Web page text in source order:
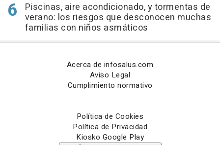
Piscinas, aire acondicionado, y tormentas de
verano: los riesgos que desconocen muchas
familias con niños asmáticos
Acerca de infosalus.com
Aviso Legal
Cumplimiento normativo
Política de Cookies
Política de Privacidad
Kiosko Google Play